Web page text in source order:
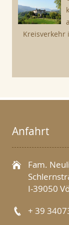
Kreisverkehr
Anfahrt
Fam.
I-39050
+ 39